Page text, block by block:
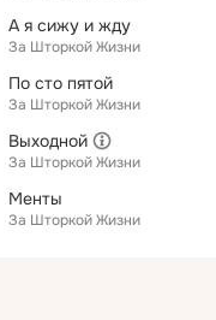
А я сижу и жду
За Шторкой Жизни
По сто пятой
За Шторкой Жизни
Выходной
За Шторкой Жизни
Менты
За Шторкой Жизни